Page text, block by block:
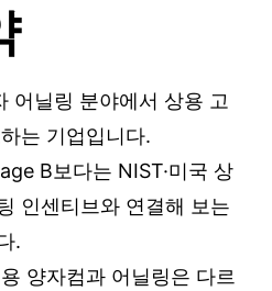
어닐링 분야에서 상용 고
는 기업입니다.
B보다는 NIST·미국 상
인센티브와 연결해 보는
.
양자컴과 어닐링은 다르